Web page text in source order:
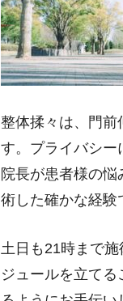
整体揉々は、門前
す。プライバシー
院長が患者様の
術した確かな経験
土日も21時まで
ジュールを立て